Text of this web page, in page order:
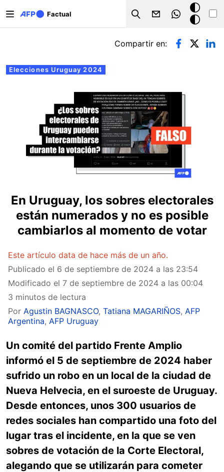
Factual
Search
Modo
oscuro
Solapas principales
Elecciones Uruguay 2024
Compartir en:
En Uruguay, los sobres electorales
están numerados y no es posible
cambiarlos al momento de votar
Este artículo data de hace más de un año.
Publicado el 6 de septiembre de 2024 a las 23:54
Modificado el 7 de septiembre de 2024 a las 00:04
3 minutos de lectura
Por Agustin BAGNASCO, Tatiana MAGARIÑOS, AFP
Argentina, AFP Uruguay
Un comité del partido Frente Amplio
informó el 5 de septiembre de 2024 haber
sufrido un robo en un local de la ciudad de
Nueva Helvecia, en el suroeste de Uruguay.
Desde entonces, unos 300 usuarios de
redes sociales han compartido una foto del
lugar tras el incidente, en la que se ven
sobres de votación de la Corte Electoral,
alegando que se utilizarán para cometer